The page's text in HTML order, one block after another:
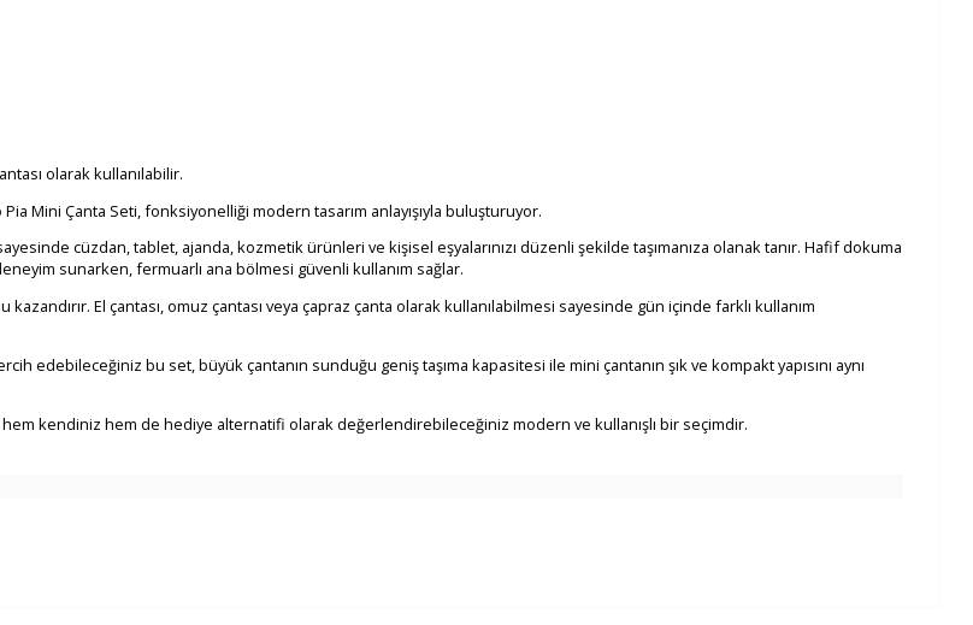
olarak kullanılabilir.
Mini Çanta Seti, fonksiyonelliği modern tasarım anlayışıyla buluşturuyor.
cüzdan, tablet, ajanda, kozmetik ürünleri ve kişisel eşyalarınızı düzenli şekilde taşımanıza olanak tanır. Hafif dokuma
sunarken, fermuarlı ana bölmesi güvenli kullanım sağlar.
El çantası, omuz çantası veya çapraz çanta olarak kullanılabilmesi sayesinde gün içinde farklı kullanım
edebileceğiniz bu set, büyük çantanın sunduğu geniş taşıma kapasitesi ile mini çantanın şık ve kompakt yapısını aynı
kendiniz hem de hediye alternatifi olarak değerlendirebileceğiniz modern ve kullanışlı bir seçimdir.